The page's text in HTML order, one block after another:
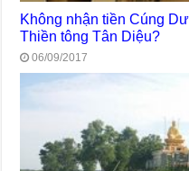
Không nhận tiền Cúng
Thiền tông Tân Diệu?
06/09/2017